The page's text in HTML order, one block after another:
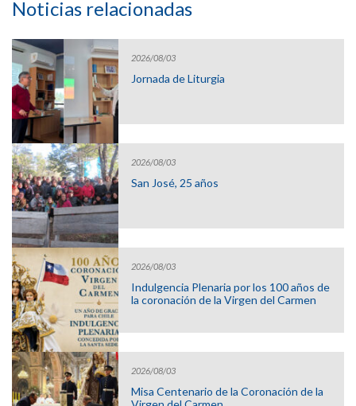
Noticias relacionadas
2026/08/03
Jornada de Liturgia
2026/08/03
San José, 25 años
2026/08/03
Indulgencia Plenaria por los 100 años de
la coronación de la Virgen del Carmen
2026/08/03
Misa Centenario de la Coronación de la